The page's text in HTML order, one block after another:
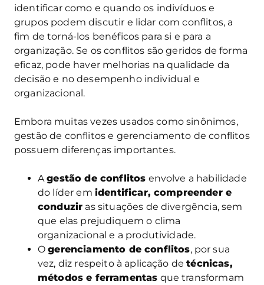
identificar como e quando os indivíduos e
grupos podem discutir e lidar com conflitos, a
fim de torná-los benéficos para si e para a
organização. Se os conflitos são geridos de forma
eficaz, pode haver melhorias na qualidade da
decisão e no desempenho individual e
organizacional.
Embora muitas vezes usados como sinônimos,
gestão de conflitos e gerenciamento de conflitos
possuem diferenças importantes.
Agestão de conflitos envolve a habilidade
do líder em identificar, compreender e
conduzir as situações de divergência, sem
que elas prejudiquem o clima
organizacional e a produtividade.
Ogerenciamento de conflitos, por sua
vez, diz respeito à aplicação detécnicas,
métodos e ferramentas que transformam